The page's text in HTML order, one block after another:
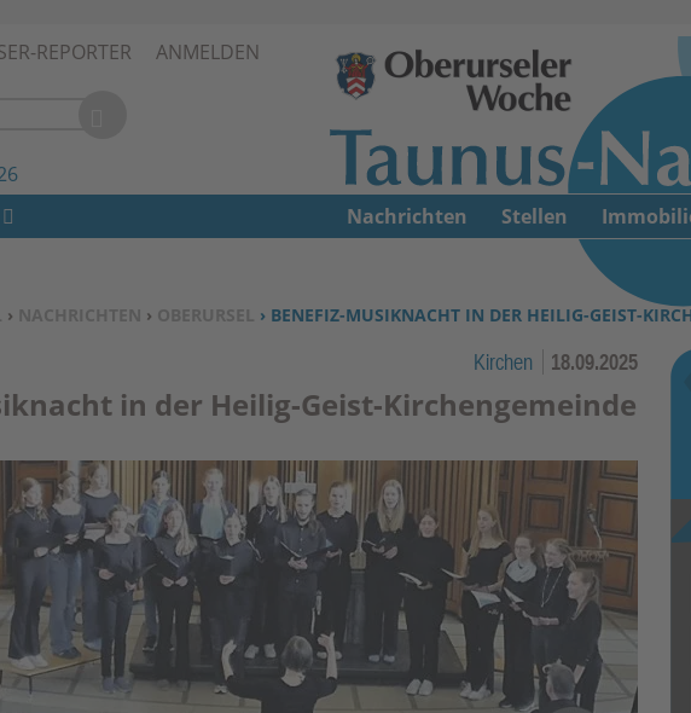
Zum Inhalt springen ↓
REPORTER ANMELDEN
› NACHRICHTEN › OBERURSEL › BENEFIZ-MUSIKNACHT IN DER HEILIG-GEIST-
Kirchen 18.09.2025
in der Heilig-Geist-Kirchengemeinde
Nachrichten Stellen